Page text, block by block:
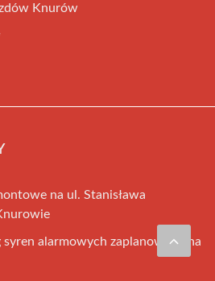
Knurów
na ul. Stanisława
alarmowych zaplanowany na